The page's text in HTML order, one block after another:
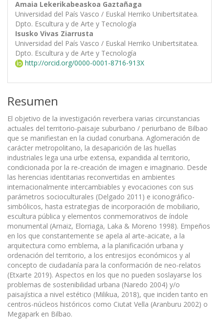
Amaia Lekerikabeaskoa Gaztañaga
Universidad del País Vasco / Euskal Herriko Unibertsitatea.
Dpto. Escultura y de Arte y Tecnología
Isusko Vivas Ziarrusta
Universidad del País Vasco / Euskal Herriko Unibertsitatea.
Dpto. Escultura y de Arte y Tecnología
http://orcid.org/0000-0001-8716-913X
Resumen
El objetivo de la investigación reverbera varias circunstancias
actuales del territorio-paisaje suburbano / periurbano de Bilbao
que se manifiestan en la ciudad conurbana. Aglomeración de
carácter metropolitano, la desaparición de las huellas
industriales lega una urbe extensa, expandida al territorio,
condicionada por la re-creación de imagen e imaginario. Desde
las herencias identitarias reconvertidas en ambientes
internacionalmente intercambiables y evocaciones con sus
parámetros socioculturales (Delgado 2011) e iconográfico-
simbólicos, hasta estrategias de incorporación de mobiliario,
escultura pública y elementos conmemorativos de índole
monumental (Arnaiz, Elorriaga, Laka & Moreno 1998). Empeños
en los que constantemente se apela al arte-acicate, a la
arquitectura como emblema, a la planificación urbana y
ordenación del territorio, a los entresijos económicos y al
concepto de ciudadanía para la conformación de neo-relatos
(Etxarte 2019). Aspectos en los que no pueden soslayarse los
problemas de sostenibilidad urbana (Naredo 2004) y/o
paisajística a nivel estético (Milikua, 2018), que inciden tanto en
centros-núcleos históricos como Ciutat Vella (Aranburu 2002) o
Megapark en Bilbao.